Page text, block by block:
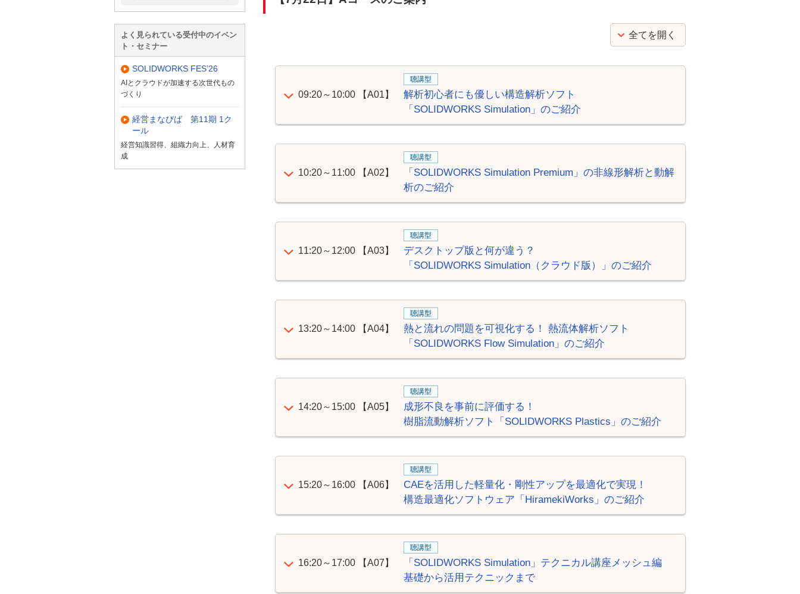
全てを開く
09:20～10:00 【A01】
聴講型
解析初心者にも優しい構造解析ソフト
「SOLIDWORKS Simulation」のご紹介
10:20～11:00 【A02】
聴講型
「SOLIDWORKS Simulation Premium」の非線形解析と動解
析のご紹介
11:20～12:00 【A03】
聴講型
デスクトップ版と何が違う？
「SOLIDWORKS Simulation（クラウド版）」のご紹介
13:20～14:00 【A04】
聴講型
熱と流れの問題を可視化する！ 熱流体解析ソフト
「SOLIDWORKS Flow Simulation」のご紹介
14:20～15:00 【A05】
聴講型
成形不良を事前に評価する！
樹脂流動解析ソフト「SOLIDWORKS Plastics」のご紹介
15:20～16:00 【A06】
聴講型
CAEを活用した軽量化・剛性アップを最適化で実現！
構造最適化ソフトウェア「HiramekiWorks」のご紹介
16:20～17:00 【A07】
聴講型
「SOLIDWORKS Simulation」テクニカル講座メッシュ編
基礎から活用テクニックまで
よく見られている受付中のイベン
ト・セミナー
SOLIDWORKS FES’26
AIとクラウドが加速する次世代もの
づくり
経営まなびば 第11期 1ク
ール
経営知識習得、組織力向上、人材育
成